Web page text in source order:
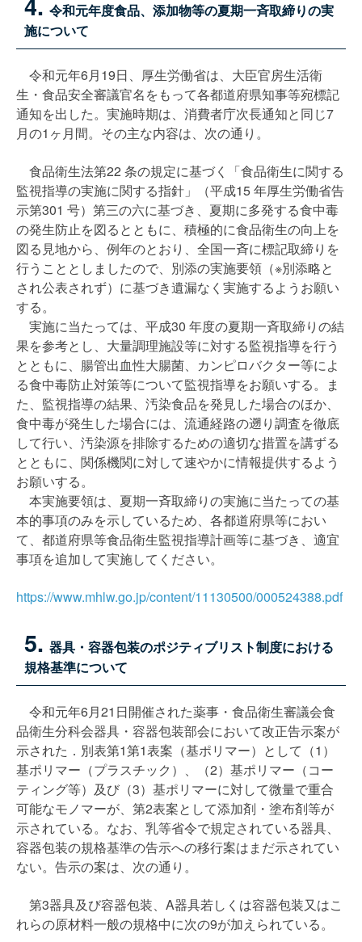
令和元年度食品、添加物等の夏期一斉取締りの実
施について
令和元年6月19日、厚生労働省は、大臣官房生活衛
生・食品安全審議官名をもって各都道府県知事等宛標記
通知を出した。実施時期は、消費者庁次長通知と同じ7
月の1ヶ月間。その主な内容は、次の通り。
食品衛生法第22 条の規定に基づく「食品衛生に関する
監視指導の実施に関する指針」（平成15 年厚生労働省告
示第301 号）第三の六に基づき、夏期に多発する食中毒
の発生防止を図るとともに、積極的に食品衛生の向上を
図る見地から、例年のとおり、全国一斉に標記取締りを
行うこととしましたので、別添の実施要領（※別添略と
され公表されず）に基づき遺漏なく実施するようお願い
する。
実施に当たっては、平成30 年度の夏期一斉取締りの結
果を参考とし、大量調理施設等に対する監視指導を行う
とともに、腸管出血性大腸菌、カンピロバクター等によ
る食中毒防止対策等について監視指導をお願いする。ま
た、監視指導の結果、汚染食品を発見した場合のほか、
食中毒が発生した場合には、流通経路の遡り調査を徹底
して行い、汚染源を排除するための適切な措置を講ずる
とともに、関係機関に対して速やかに情報提供するよう
お願いする。
本実施要領は、夏期一斉取締りの実施に当たっての基
本的事項のみを示しているため、各都道府県等におい
て、都道府県等食品衛生監視指導計画等に基づき、適宜
事項を追加して実施してください。
https://www.mhlw.go.jp/content/11130500/000524388.pdf
5. 器具・容器包装のポジティブリスト制度における
規格基準について
令和元年6月21日開催された薬事・食品衛生審議会食
品衛生分科会器具・容器包装部会において改正告示案が
示された．別表第1第1表案（基ポリマー）として（1）
基ポリマー（プラスチック）、（2）基ポリマー（コー
ティング等）及び（3）基ポリマーに対して微量で重合
可能なモノマーが、第2表案として添加剤・塗布剤等が
示されている。なお、乳等省令で規定されている器具、
容器包装の規格基準の告示への移行案はまだ示されてい
ない。告示の案は、次の通り。
第3器具及び容器包装、A器具若しくは容器包装又はこ
れらの原材料一般の規格中に次の9が加えられている。